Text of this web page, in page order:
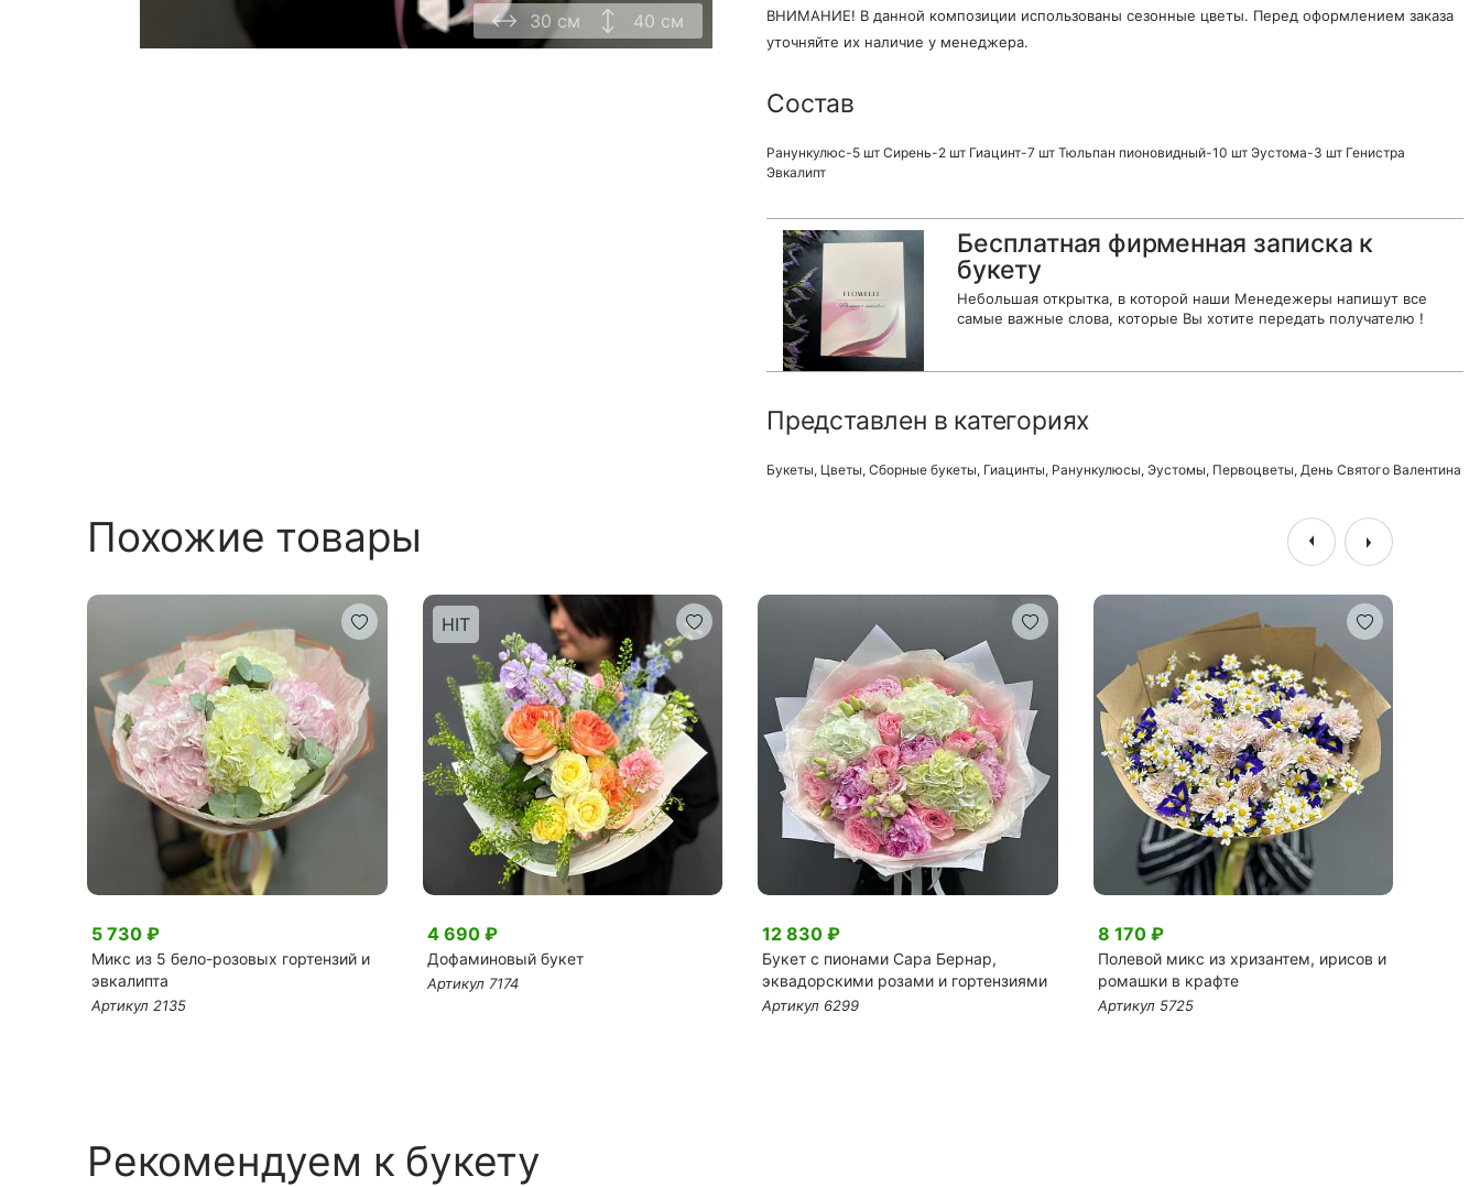
30 см 40 см
ВНИМАНИЕ! В данной композиции использованы сезонные цветы. Перед оформлением заказа
уточняйте их наличие у менеджера.
Состав
Ранункулюс-5 шт Сирень-2 шт Гиацинт-7 шт Тюльпан пионовидный-10 шт Эустома-3 шт Генистра
Эвкалипт
Бесплатная фирменная записка к
букету
Небольшая открытка, в которой наши Менедежеры напишут все
самые важные слова, которые Вы хотите передать получателю !
Представлен в категориях
Букеты, Цветы, Сборные букеты, Гиацинты, Ранункулюсы, Эустомы, Первоцветы, День Святого Валентина
Похожие товары
5 730 ₽
Микс из 5 бело-розовых гортензий и
эвкалипта
Артикул 2135
HIT
4 690 ₽
Дофаминовый букет
Артикул 7174
12 830 ₽
Букет с пионами Сара Бернар,
эквадорскими розами и гортензиями
Артикул 6299
8 170 ₽
Полевой микс из хризантем, ирисов и
ромашки в крафте
Артикул 5725
Рекомендуем к букету